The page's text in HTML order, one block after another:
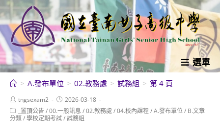
跳
轉
至
主
要
內
選單
> A.發布單位 > 02.教務處 > 試務組 > 第 4 頁
Post
author:
tngsexam2
Post
published:
2026-03-18
Post
category:
_置頂公告/00.一般訊息 /02.教務處 /04.校內課程 /A.發布單位/ B.文章
分類/學校定期考試/試務組